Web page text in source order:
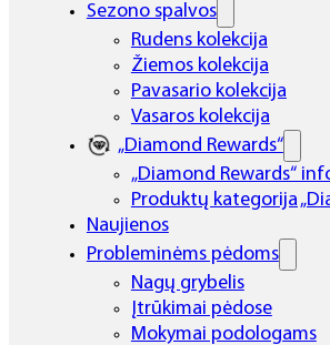
Higiena
Atributika
Rinkiniai
Sezono spalvos
Rudens kolekcija
Žiemos kolekcija
Pavasario kolekcija
Vasaros kolekcija
„Diamond Rewards“
„Diamond Rewards“
Produktų kategorija
Naujienos
Probleminėms pėdoms
Nagų grybelis
Įtrūkimai pėdose
Mokymai podologams